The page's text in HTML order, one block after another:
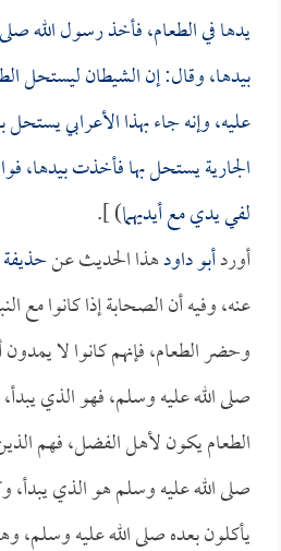
يدها في الطعام، فأخذ رسول الله
بيدها، وقال: إن الشيطان ليستحل
عليه، وإنه جاء بهذا الأعرابي
الجارية يستحل بها فأخذت بيدها،
لفي يدي مع أيديهما) ].
أوردأبو داودهذا الحديث عنحذيفة
عنه، وفيه أن الصحابة إذا كانوا مع
وحضر الطعام، فإنهم كانوا لا يمدون
صلى الله عليه وسلم، فهو الذي
الطعام يكون لأهل الفضل، فهم
صلى الله عليه وسلم هو الذي يبدأ،
يأكلون بعده صلى الله عليه وسلم،